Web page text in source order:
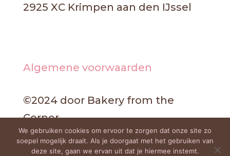
2925 XC Krimpen aan den IJssel
Algemene voorwaarden
©2024 door Bakery from the
Corner
We gebruiken cookies om ervoor te zorgen dat onze site zo
soepel mogelijk draait. Als je doorgaat met het gebruiken van
deze site, gaan we ervan uit dat je hiermee instemt.